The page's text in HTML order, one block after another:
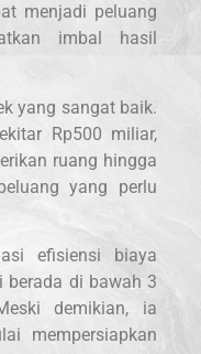
menjadi peluang
imbal hasil
yang sangat baik.
Rp500 miliar,
ruang hingga
yang perlu
efisiensi biaya
berada di bawah 3
demikian, ia
mempersiapkan